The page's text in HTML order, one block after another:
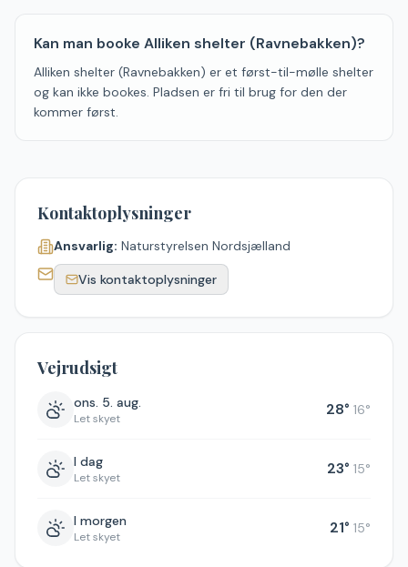
Kan man booke Alliken shelter (Ravnebakken)?
Alliken shelter (Ravnebakken) er et først-til-mølle shelter
og kan ikke bookes. Pladsen er fri til brug for den der
kommer først.
Kontaktoplysninger
Ansvarlig: Naturstyrelsen Nordsjælland
Vis kontaktoplysninger
Vejrudsigt
ons. 5. aug.
Let skyet 28° 16°
I dag
Let skyet 23° 15°
I morgen
Let skyet 21° 15°